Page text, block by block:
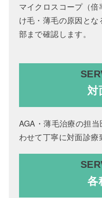
マイクロスコープ（
け毛・薄毛の原因と
部まで確認します。
対
AGA・薄毛治療の担
わせて丁寧に対面診療
各